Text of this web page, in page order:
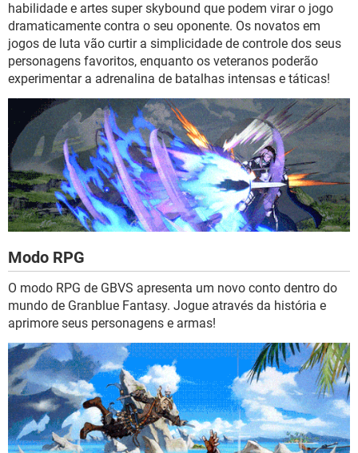
habilidade e artes super skybound que podem virar o jogo
dramaticamente contra o seu oponente. Os novatos em
jogos de luta vão curtir a simplicidade de controle dos seus
personagens favoritos, enquanto os veteranos poderão
experimentar a adrenalina de batalhas intensas e táticas!
Modo RPG
O modo RPG de GBVS apresenta um novo conto dentro do
mundo de Granblue Fantasy. Jogue através da história e
aprimore seus personagens e armas!